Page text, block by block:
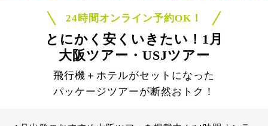
24時間オンライン予約OK！
とにかく安くいきたい！1月
大阪ツアー・USJツアー
飛行機＋ホテルがセットになった
パッケージツアーが断然おトク！